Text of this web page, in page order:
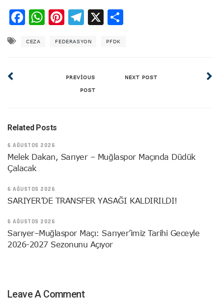
Facebook
WhatsApp
Pinterest
Telegram
X
CEZA FEDERASYON PFDK
PREVIOUS
POST
NEXT POST
Related Posts
6 AĞUSTOS 2026
Melek Dakan, Sarıyer – Muğlaspor Maçında Düdük
Çalacak
6 AĞUSTOS 2026
SARIYER’DE TRANSFER YASAĞI KALDIRILDI!
6 AĞUSTOS 2026
Sarıyer–Muğlaspor Maçı: Sarıyer’imiz Tarihi Geceyle
2026-2027 Sezonunu Açıyor
Leave A Comment